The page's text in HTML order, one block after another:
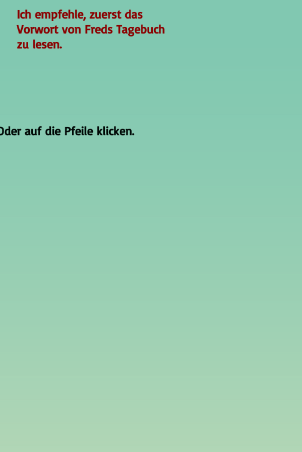
Ich empfehle, zuerst das
Vorwort von Freds Tagebuch
zu lesen.
auf die Pfeile klicken.